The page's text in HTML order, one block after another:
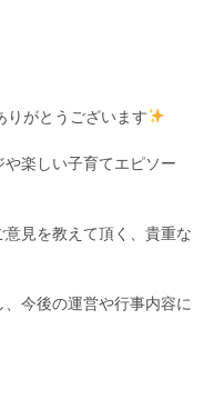
りがとうございます
楽しい子育てエピソー
見を教えて頂く、貴重な
今後の運営や行事内容に